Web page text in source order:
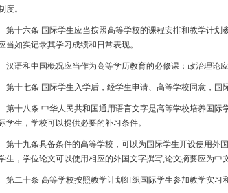
度。
十六条 国际学生应当按照高等学校的课程安排和教学计划
当如实记录其学习成绩和日常表现。
语和中国概况应当作为高等学历教育的必修课；政治理论应
十七条 国际学生入学后，经学生申请、高等学校同意，国
十八条 中华人民共和国通用语言文字是高等学校培养国际
学生，学校可以提供必要的补习条件。
十九条具备条件的高等学校，可以为国际学生开设使用外
生，学位论文可以使用相应的外国文字撰写,论文摘要应为中
二十条 高等学校按照教学计划组织国际学生参加教学实习